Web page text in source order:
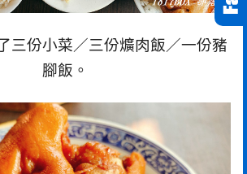
三份小菜／三份爌肉飯／一份豬
腳飯。